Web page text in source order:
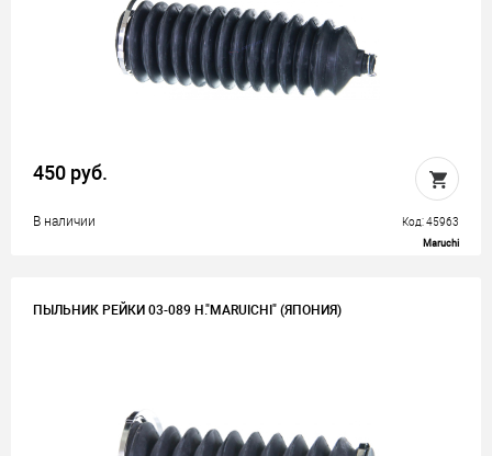
450 руб.
В наличии Код: 45963
Maruchi
ПЫЛЬНИК РЕЙКИ 03-089 H."MARUICHI" (ЯПОНИЯ)